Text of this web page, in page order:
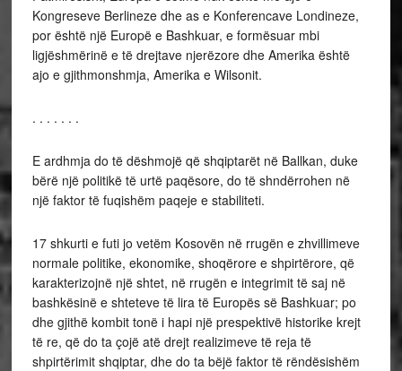
Kongreseve Berlineze dhe as e Konferencave Londineze,
por është një Europë e Bashkuar, e formësuar mbi
ligjëshmërinë e të drejtave njerëzore dhe Amerika është
ajo e gjithmonshmja, Amerika e Wilsonit.
. . . . . . .
E ardhmja do të dëshmojë që shqiptarët në Ballkan, duke
bërë një politikë të urtë paqësore, do të shndërrohen në
një faktor të fuqishëm paqeje e stabiliteti.
17 shkurti e futi jo vetëm Kosovën në rrugën e zhvillimeve
normale politike, ekonomike, shoqërore e shpirtërore, që
karakterizojnë një shtet, në rrugën e integrimit të saj në
bashkësinë e shteteve të lira të Europës së Bashkuar; po
dhe gjithë kombit tonë i hapi një prespektivë historike krejt
të re, që do ta çojë atë drejt realizimeve të reja të
shpirtërimit shqiptar, dhe do ta bëjë faktor të rëndësishëm